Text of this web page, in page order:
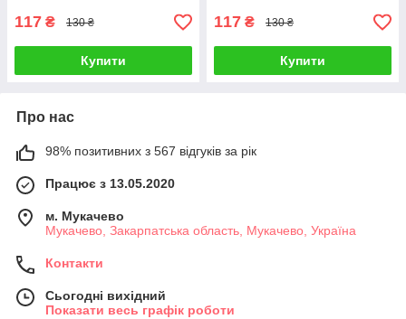
117 ₴ 130 ₴
Купити
117 ₴ 130 ₴
Купити
Про нас
98% позитивних з 567 відгуків за рік
Працює з 13.05.2020
м. Мукачево
Мукачево, Закарпатська область, Мукачево, Україна
Контакти
Сьогодні вихідний
Показати весь графік роботи